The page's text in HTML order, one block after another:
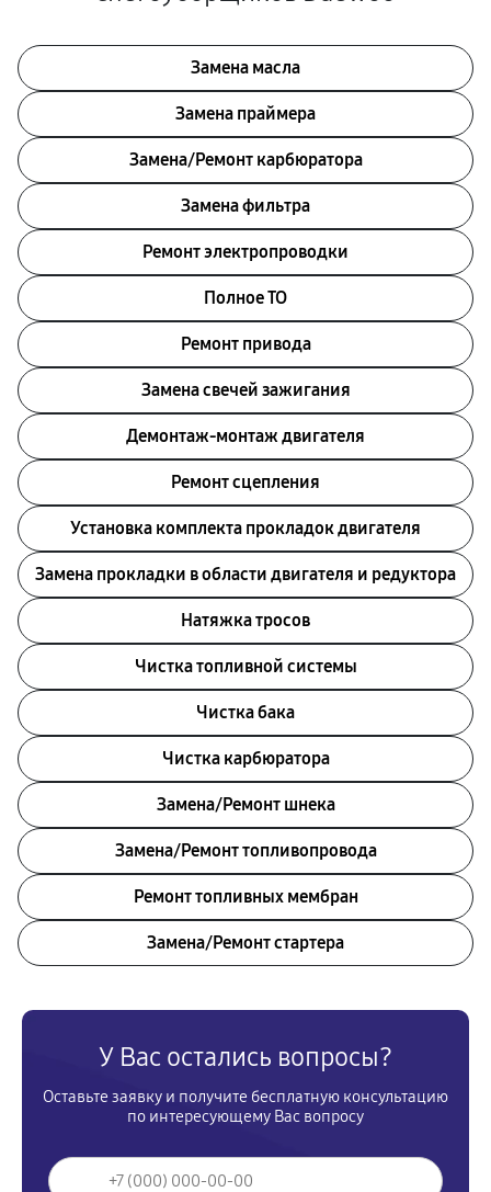
Замена масла
Замена праймера
Замена/Pемонт карбюратора
Замена фильтра
Ремонт электропроводки
Полное ТО
Ремонт привода
Замена свечей зажигания
Демонтаж-монтаж двигателя
Ремонт сцепления
Установка комплекта прокладок двигателя
Замена прокладки в области двигателя и редуктора
Натяжка тросов
Чистка топливной системы
Чистка бака
Чистка карбюратора
Замена/Pемонт шнека
Замена/Pемонт топливопровода
Ремонт топливных мембран
Замена/Pемонт стартера
У Вас остались вопросы?
Оставьте заявку и получите бесплатную консультацию
по интересующему Вас вопросу